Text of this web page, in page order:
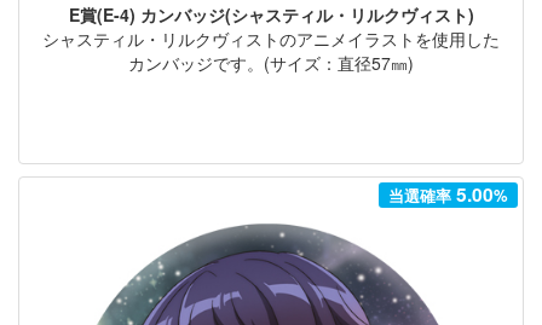
E賞(E-4) カンバッジ(シャスティル・リルクヴィスト)
シャスティル・リルクヴィストのアニメイラストを使用した
カンバッジです。(サイズ：直径57㎜)
当選確率5.00%